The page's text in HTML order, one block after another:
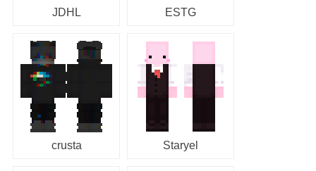
JDHL ESTG
crusta Staryel